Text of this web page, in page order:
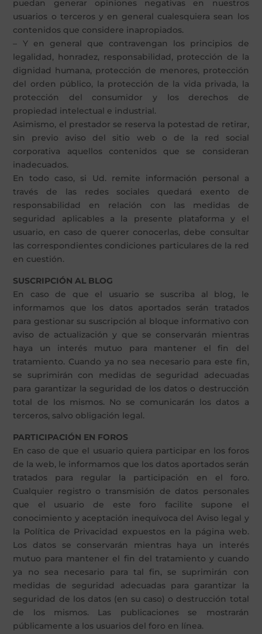
puedan generar opiniones negativas en nuestros
usuarios o terceros y en general cualesquiera sean los
contenidos que considere inapropiados.
– Y en general que contravengan los principios de
legalidad, honradez, responsabilidad, protección de la
dignidad humana, protección de menores, protección
del orden público, la protección de la vida privada, la
protección del consumidor y los derechos de
propiedad intelectual e industrial.
Asimismo, el prestador se reserva la potestad de retirar,
sin previo aviso del sitio web o de la red social
corporativa aquellos contenidos que se consideran
inadecuados.
En todo caso, si Ud. remite información personal a
través de las redes sociales quedará exento de
responsabilidad en relación con las medidas de
seguridad aplicables a la presente plataforma y el
usuario, en caso de querer conocerlas, debe consultar
las correspondientes condiciones particulares de la red
en cuestión.
SUSCRIPCIÓN AL BLOG
En caso de que el usuario se suscriba al blog, le
informamos que los datos aportados serán tratados
para gestionar su suscripción al bloque informativo con
aviso de actualización y que se conservarán mientras
haya un interés mutuo para mantener el fin del
tratamiento. Cuando ya no sea necesario para este fin,
se suprimirán con medidas de seguridad adecuadas
para garantizar la seguridad de los datos o destrucción
total de los mismos. No se comunicarán los datos a
terceros, salvo obligación legal.
PARTICIPACIÓN EN FOROS
En caso de que el usuario quiera participar en los foros
de la web, le informamos que los datos aportados serán
tratados para regular la participación en el foro.
Cualquier registro o transmisión de datos personales
que el usuario de este foro facilite supone el
conocimiento y aceptación inequívoca del Aviso legal y
la Política de Privacidad expuestos en la página web.
Los datos se conservarán mientras haya un interés
mutuo para mantener el fin del tratamiento y cuando
ya no sea necesario para tal fin, se suprimirán con
medidas de seguridad adecuadas para garantizar la
seguridad de los datos (en su caso) o destrucción total
de los mismos. Las publicaciones se mostrarán
públicamente a los usuarios del foro en línea.